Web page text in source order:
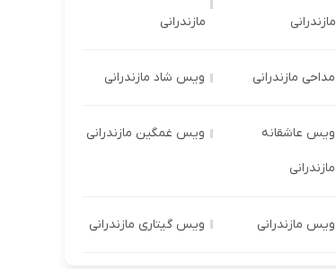
مازندرانی مازندرانی
مداحی مازندرانی ویس شاد مازندرانی
ویس عاشقانه
مازندرانی
ویس غمگین مازندرانی
ویس مازندرانی ویس گیتاری مازندرانی